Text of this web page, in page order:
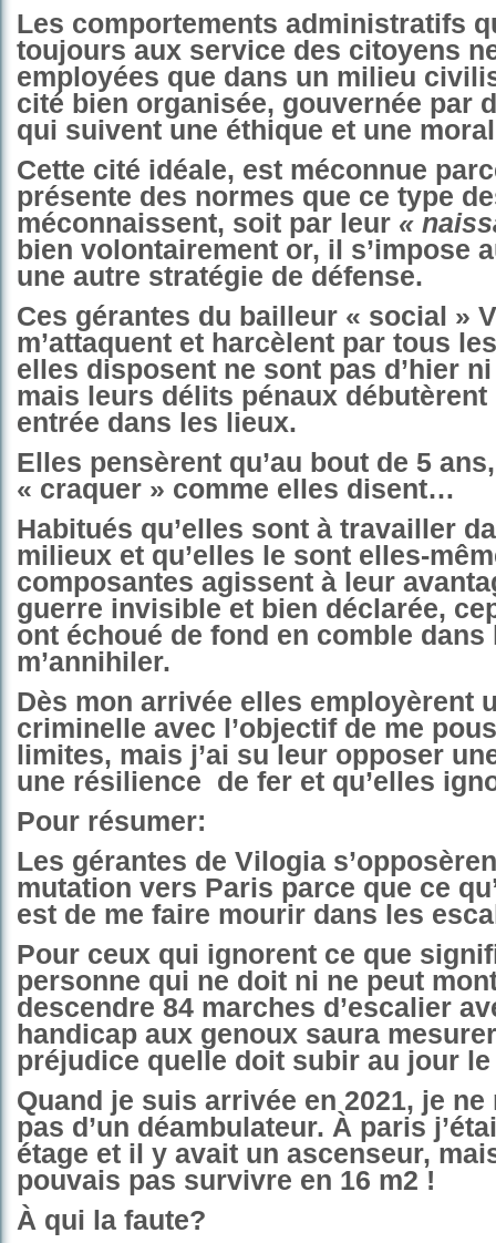
Les comportements administratifs
toujours aux service des citoyens
employées que dans un milieu
cité bien organisée, gouvernée par
qui suivent une éthique et une
Cette cité idéale, est méconnue
présente des normes que ce type
méconnaissent, soit par leur «
bien volontairement or, il s’impose
une autre stratégie de défense.
Ces gérantes du bailleur « social »
m’attaquent et harcèlent par tous
elles disposent ne sont pas d’hier ni
mais leurs délits pénaux débutèrent
entrée dans les lieux.
Elles pensèrent qu’au bout de 5
« craquer » comme elles disent…
Habitués qu’elles sont à travailler
milieux et qu’elles le sont elles-
composantes agissent à leur
guerre invisible et bien déclarée,
ont échoué de fond en comble
m’annihiler.
Dès mon arrivée elles employèrent
criminelle avec l’objectif de me
limites, mais j’ai su leur opposer
une résilience de fer et qu’elles
Pour résumer:
Les gérantes de Vilogia
mutation vers Paris parce que ce
est de me faire mourir dans les
Pour ceux qui ignorent ce que
personne qui ne doit ni ne peut
descendre 84 marches d’escalier
handicap aux genoux saura
préjudice quelle doit subir au jour
Quand je suis arrivée en 2021, je ne
pas d’un déambulateur. À paris
étage et il y avait un ascenseur,
pouvais pas survivre en 16 m2 !
À qui la faute?